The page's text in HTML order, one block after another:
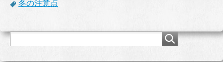
冬の注意点